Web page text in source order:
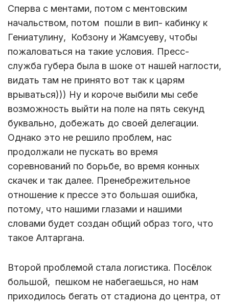
Сперва с ментами, потом с ментовским
начальством, потом пошли в вип- кабинку к
Гениатулину, Кобзону и Жамсуеву, чтобы
пожаловаться на такие условия. Пресс-
служба губера была в шоке от нашей наглости,
видать там не принято вот так к царям
врываться))) Ну и короче выбили мы себе
возможность выйти на поле на пять секунд
буквально, добежать до своей делегации.
Однако это не решило проблем, нас
продолжали не пускать во время
соревнований по борьбе, во время конных
скачек и так далее. Пренебрежительное
отношение к прессе это большая ошибка,
потому, что нашими глазами и нашими
словами будет создан общий образ того, что
такое Алтаргана.
Второй проблемой стала логистика. Посёлок
большой, пешком не набегаешься, но нам
приходилось бегать от стадиона до центра, от